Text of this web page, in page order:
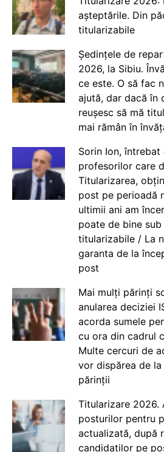
așteptările. Din
titularizabile
Ședințele de
2026, la Sibiu.
ce este. O să fac
ajută, dar dacă în
reușesc să mă
mai rămân în
Sorin Ion, întrebat
profesorilor care
Titularizarea,
post pe perioadă
ultimii ani am
poate de bine
titularizabile / La
garanta de la
post
Mai mulți părinți
anularea deciziei
acorda sumele
cu ora din cadrul
Multe cercuri de
vor dispărea de
părinții
Titularizare 2026.
posturilor pentru
actualizată, după
candidaților pe